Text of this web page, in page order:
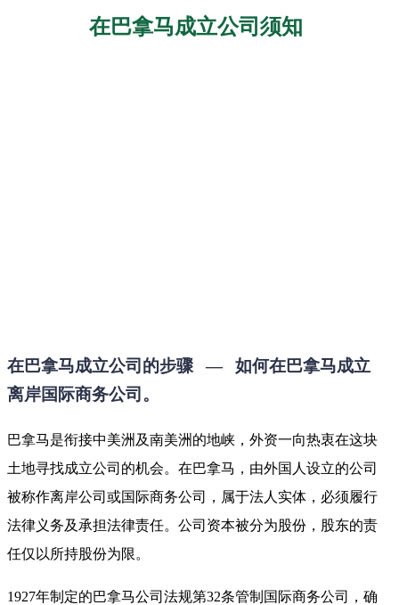
在巴拿马成立公司须知
在巴拿马成立公司的步骤 — 如何在巴拿马成立
离岸国际商务公司。
巴拿马是衔接中美洲及南美洲的地峡，外资一向热衷在这块
土地寻找成立公司的机会。在巴拿马，由外国人设立的公司
被称作离岸公司或国际商务公司，属于法人实体，必须履行
法律义务及承担法律责任。公司资本被分为股份，股东的责
任仅以所持股份为限。
1927年制定的巴拿马公司法规第32条管制国际商务公司，确